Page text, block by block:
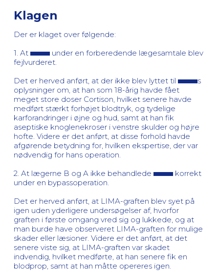
Klagen
Der er klaget over følgende:
1. At
under en forberedende lægesamtale blev
fejlvurderet.
Det er herved anført, at der ikke blev lyttet til
s
oplysninger om, at han som 18-årig havde fået
meget store doser Cortison, hvilket senere havde
medført stærkt forhøjet blodtryk, og tydelige
karforandringer i øjne og hud, samt at han fik
aseptiske knoglenekroser i venstre skulder og højre
hofte. Videre er det anført, at disse forhold havde
afgørende betydning for, hvilken ekspertise, der var
nødvendig for hans operation.
2. At lægerne B og A ikke behandlede
korrekt
under en bypassoperation.
Det er herved anført, at LIMA-graften blev syet på
igen uden yderligere undersøgelser af, hvorfor
graften i første omgang vred sig og lukkede, og at
man burde have observeret LIMA-graften for mulige
skader eller læsioner. Videre er det anført, at det
senere viste sig, at LIMA-graften var skadet
indvendig, hvilket medførte, at han senere fik en
blodprop, samt at han måtte opereres igen.